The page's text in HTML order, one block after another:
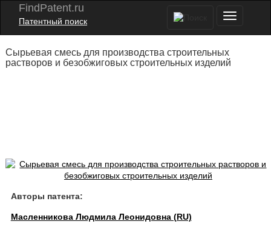
FindPatent.ru
Патентный поиск
Сырьевая смесь для производства строительных
растворов и безобжиговых строительных изделий
Авторы патента:
Масленникова Людмила Леонидовна (RU)